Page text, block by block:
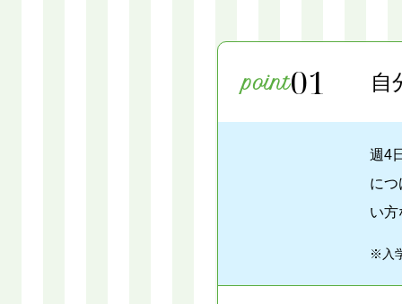
01 自
週4
に
い
※入